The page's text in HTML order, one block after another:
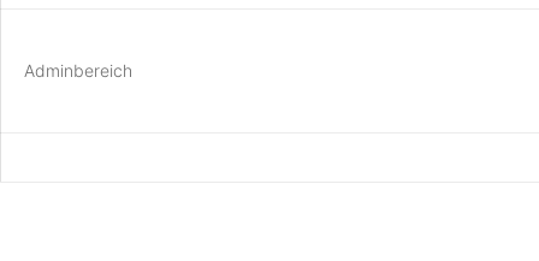
Adminbereich